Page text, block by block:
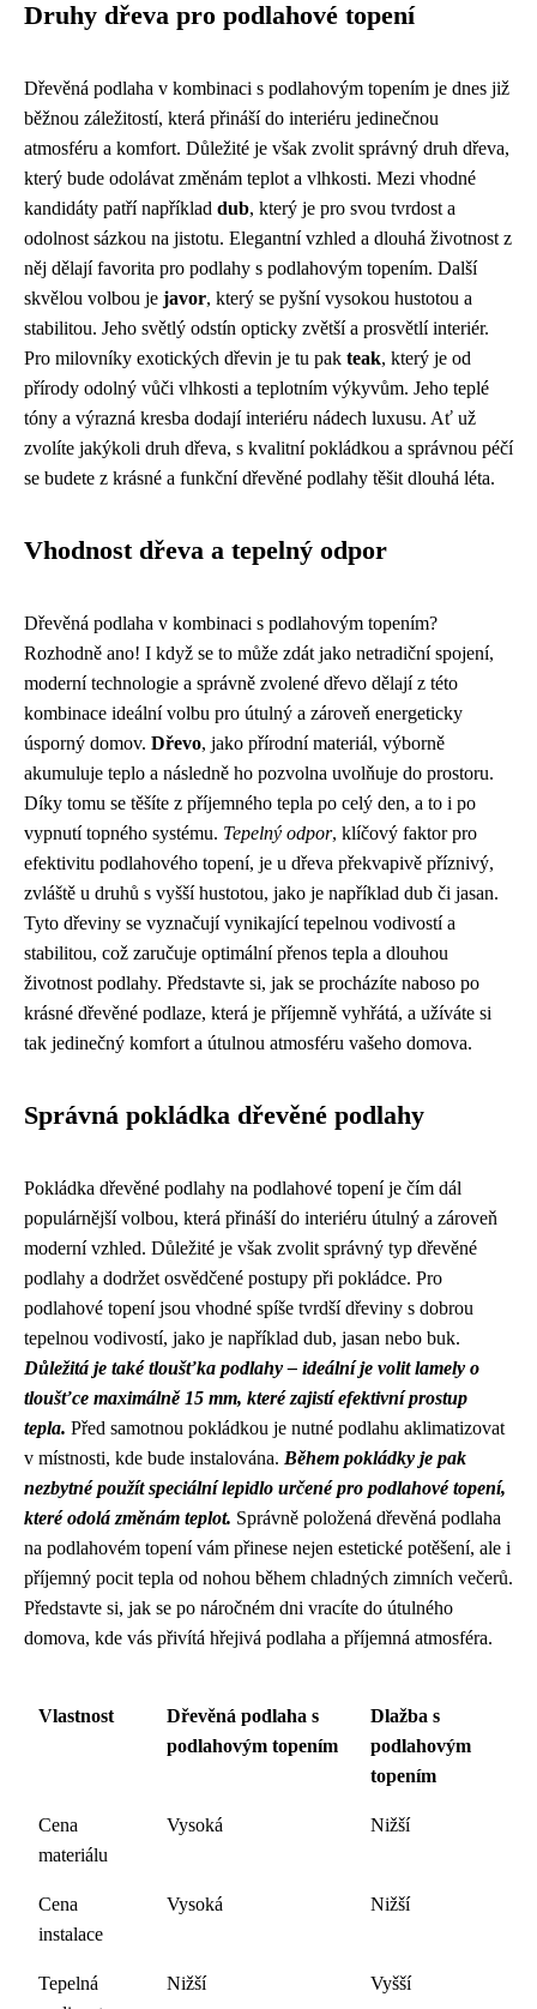
Druhy dřeva pro podlahové topení
Dřevěná podlaha v kombinaci s podlahovým topením je dnes již
běžnou záležitostí, která přináší do interiéru jedinečnou
atmosféru a komfort. Důležité je však zvolit správný druh dřeva,
který bude odolávat změnám teplot a vlhkosti. Mezi vhodné
kandidáty patří například dub, který je pro svou tvrdost a
odolnost sázkou na jistotu. Elegantní vzhled a dlouhá životnost z
něj dělají favorita pro podlahy s podlahovým topením. Další
skvělou volbou je javor, který se pyšní vysokou hustotou a
stabilitou. Jeho světlý odstín opticky zvětší a prosvětlí interiér.
Pro milovníky exotických dřevin je tu pak teak, který je od
přírody odolný vůči vlhkosti a teplotním výkyvům. Jeho teplé
tóny a výrazná kresba dodají interiéru nádech luxusu. Ať už
zvolíte jakýkoli druh dřeva, s kvalitní pokládkou a správnou péčí
se budete z krásné a funkční dřevěné podlahy těšit dlouhá léta.
Vhodnost dřeva a tepelný odpor
Dřevěná podlaha v kombinaci s podlahovým topením?
Rozhodně ano! I když se to může zdát jako netradiční spojení,
moderní technologie a správně zvolené dřevo dělají z této
kombinace ideální volbu pro útulný a zároveň energeticky
úsporný domov. Dřevo, jako přírodní materiál, výborně
akumuluje teplo a následně ho pozvolna uvolňuje do prostoru.
Díky tomu se těšíte z příjemného tepla po celý den, a to i po
vypnutí topného systému. Tepelný odpor, klíčový faktor pro
efektivitu podlahového topení, je u dřeva překvapivě příznivý,
zvláště u druhů s vyšší hustotou, jako je například dub či jasan.
Tyto dřeviny se vyznačují vynikající tepelnou vodivostí a
stabilitou, což zaručuje optimální přenos tepla a dlouhou
životnost podlahy. Představte si, jak se procházíte naboso po
krásné dřevěné podlaze, která je příjemně vyhřátá, a užíváte si
tak jedinečný komfort a útulnou atmosféru vašeho domova.
Správná pokládka dřevěné podlahy
Pokládka dřevěné podlahy na podlahové topení je čím dál
populárnější volbou, která přináší do interiéru útulný a zároveň
moderní vzhled. Důležité je však zvolit správný typ dřevěné
podlahy a dodržet osvědčené postupy při pokládce. Pro
podlahové topení jsou vhodné spíše tvrdší dřeviny s dobrou
tepelnou vodivostí, jako je například dub, jasan nebo buk.
Důležitá je také tloušťka podlahy – ideální je volit lamely o
tloušťce maximálně 15 mm, které zajistí efektivní prostup
tepla. Před samotnou pokládkou je nutné podlahu aklimatizovat
v místnosti, kde bude instalována. Během pokládky je pak
nezbytné použít speciální lepidlo určené pro podlahové topení,
které odolá změnám teplot. Správně položená dřevěná podlaha
na podlahovém topení vám přinese nejen estetické potěšení, ale i
příjemný pocit tepla od nohou během chladných zimních večerů.
Představte si, jak se po náročném dni vracíte do útulného
domova, kde vás přivítá hřejivá podlaha a příjemná atmosféra.
Vlastnost
Dřevěná podlaha s
podlahovým topením
Dlažba s
podlahovým
topením
Cena
materiálu
Vysoká Nižší
Cena
instalace
Vysoká Nižší
Tepelná
Nižší Vyšší